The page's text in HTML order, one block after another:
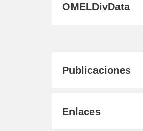
OMELDivData
Publicaciones
Enlaces